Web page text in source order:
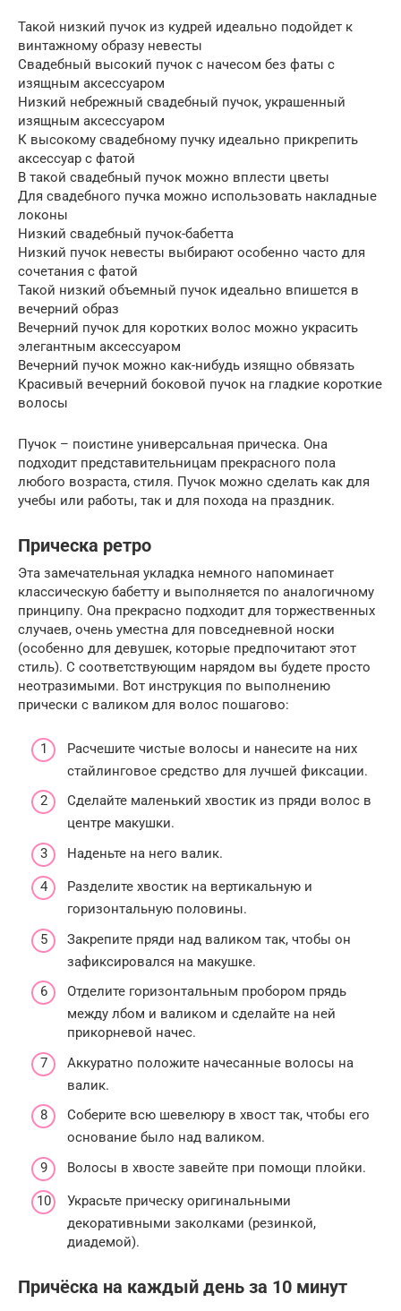
Такой низкий пучок из кудрей идеально подойдет к
винтажному образу невесты
Свадебный высокий пучок с начесом без фаты с
изящным аксессуаром
Низкий небрежный свадебный пучок, украшенный
изящным аксессуаром
К высокому свадебному пучку идеально прикрепить
аксессуар с фатой
В такой свадебный пучок можно вплести цветы
Для свадебного пучка можно использовать накладные
локоны
Низкий свадебный пучок-бабетта
Низкий пучок невесты выбирают особенно часто для
сочетания с фатой
Такой низкий объемный пучок идеально впишется в
вечерний образ
Вечерний пучок для коротких волос можно украсить
элегантным аксессуаром
Вечерний пучок можно как-нибудь изящно обвязать
Красивый вечерний боковой пучок на гладкие короткие
волосы
Пучок – поистине универсальная прическа. Она
подходит представительницам прекрасного пола
любого возраста, стиля. Пучок можно сделать как для
учебы или работы, так и для похода на праздник.
Прическа ретро
Эта замечательная укладка немного напоминает
классическую бабетту и выполняется по аналогичному
принципу. Она прекрасно подходит для торжественных
случаев, очень уместна для повседневной носки
(особенно для девушек, которые предпочитают этот
стиль). С соответствующим нарядом вы будете просто
неотразимыми. Вот инструкция по выполнению
прически с валиком для волос пошагово:
Расчешите чистые волосы и нанесите на них
стайлинговое средство для лучшей фиксации.
Сделайте маленький хвостик из пряди волос в
центре макушки.
Наденьте на него валик.
Разделите хвостик на вертикальную и
горизонтальную половины.
Закрепите пряди над валиком так, чтобы он
зафиксировался на макушке.
Отделите горизонтальным пробором прядь
между лбом и валиком и сделайте на ней
прикорневой начес.
Аккуратно положите начесанные волосы на
валик.
Соберите всю шевелюру в хвост так, чтобы его
основание было над валиком.
Волосы в хвосте завейте при помощи плойки.
Украсьте прическу оригинальными
декоративными заколками (резинкой,
диадемой).
Причёска на каждый день за 10 минут